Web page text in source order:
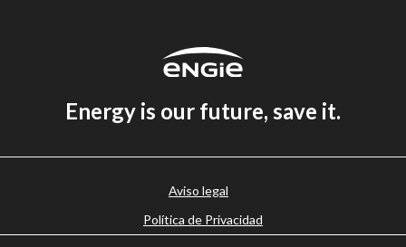
Energy is our future, save it.
Aviso legal
Política de Privacidad